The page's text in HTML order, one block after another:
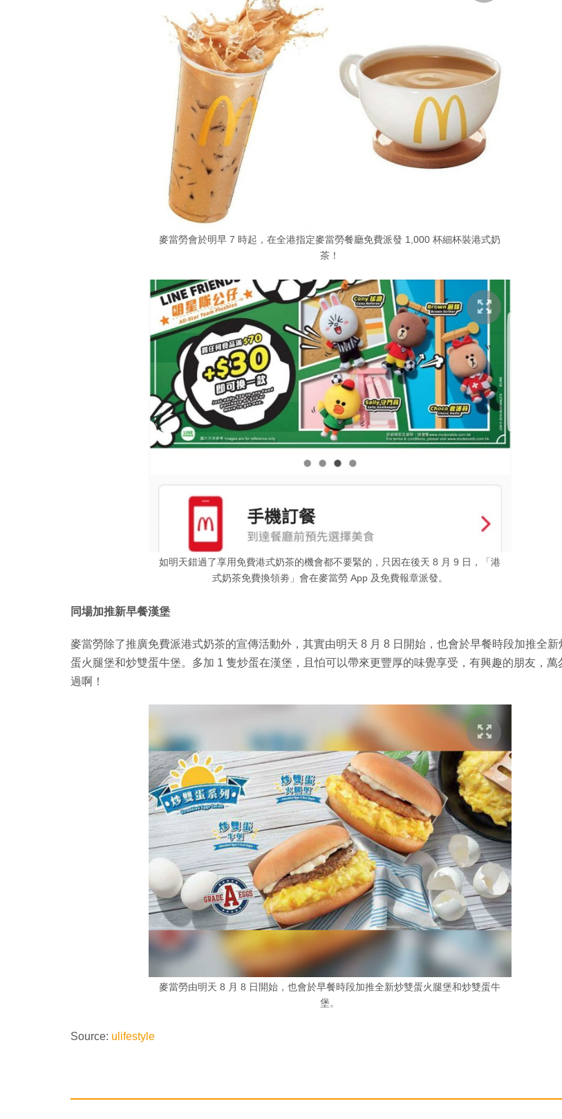
麥當勞會於明早 7 時起，在全港指定麥當勞餐廳免費派發 1,000 杯細杯裝港式奶
茶！
如明天錯過了享用免費港式奶茶的機會都不要緊的，只因在後天 8 月 9 日，「港
式奶茶免費換領劵」會在麥當勞 App 及免費報章派發。
同場加推新早餐漢堡
麥當勞除了推廣免費派港式奶茶的宣傳活動外，其實由明天 8 月 8 日開始，也會於早餐時段加推全新
蛋火腿堡和炒雙蛋牛堡。多加 1 隻炒蛋在漢堡，且怕可以帶來更豐厚的味覺享受，有興趣的朋友，萬
過啊！
麥當勞由明天 8 月 8 日開始，也會於早餐時段加推全新炒雙蛋火腿堡和炒雙蛋牛
堡。
Source: ulifestyle